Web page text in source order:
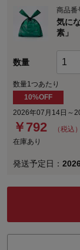
商品番
気に
素」
数量
数量1つあたり
10%OFF
2026年07月14日～
￥ 792
（税込）
在庫あり
発送予定日：